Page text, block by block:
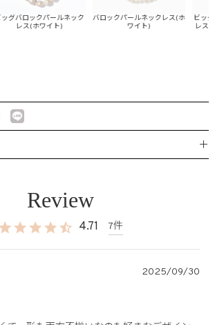
グバロックパールネック
レス(ホワイト)
バロックパールネックレス(ホ
ワイト)
ビッグバ
レス×
＋
4.71 7
2025/09/30